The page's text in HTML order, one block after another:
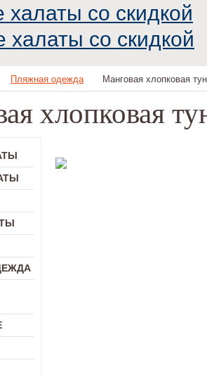
халаты со скидкой
халаты со скидкой
Пляжная одежда Манговая хлопковая
хлопковая